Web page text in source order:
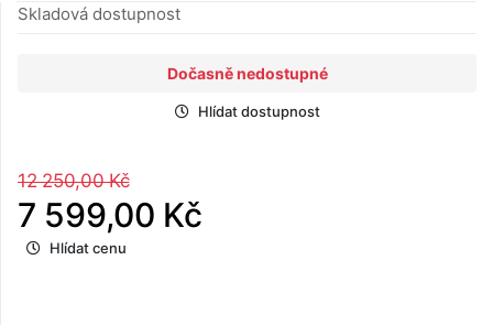
Skladová dostupnost
Dočasně nedostupné
Hlídat dostupnost
12 250,00 Kč
7 599,00 Kč
Hlídat cenu